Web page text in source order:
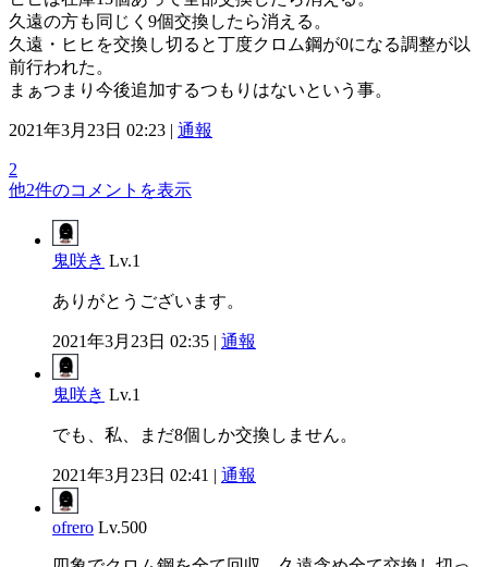
久遠の方も同じく9個交換したら消える。
久遠・ヒヒを交換し切ると丁度クロム鋼が0になる調整が以
前行われた。
まぁつまり今後追加するつもりはないという事。
2021年3月23日 02:23 | 通報
2
他2件のコメントを表示
鬼咲き Lv.1
ありがとうございます。
2021年3月23日 02:35 | 通報
鬼咲き Lv.1
でも、私、まだ8個しか交換しません。
2021年3月23日 02:41 | 通報
ofrero Lv.500